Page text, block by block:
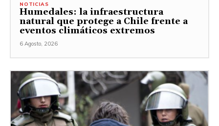
NOTICIAS
Humedales: la infraestructura
natural que protege a Chile frente a
eventos climáticos extremos
6 Agosto, 2026